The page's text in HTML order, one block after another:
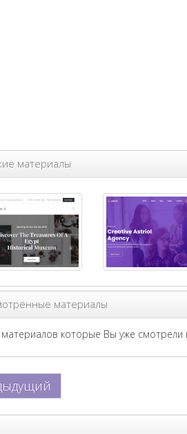
материалы
материалы
которые Вы уже смотрели